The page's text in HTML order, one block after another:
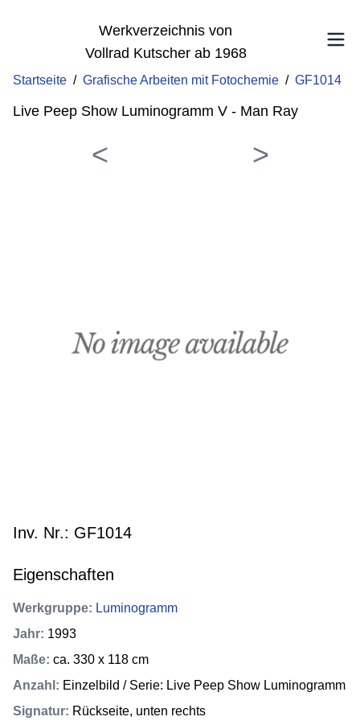
Werkverzeichnis von
Vollrad Kutscher ab 1968
Startseite / Grafische Arbeiten mit Fotochemie / GF1014
Live Peep Show Luminogramm V - Man Ray
Inv. Nr.: GF1014
Eigenschaften
Werkgruppe: Luminogramm
Jahr: 1993
Maße: ca. 330 x 118 cm
Anzahl : Einzelbild / Serie: Live Peep Show Luminogramm
Signatur: Rückseite, unten rechts
< >